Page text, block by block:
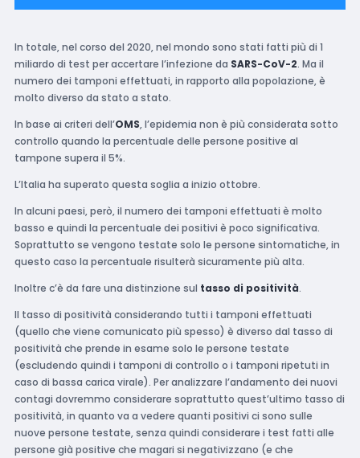
In totale, nel corso del 2020, nel mondo sono stati fatti più di 1
miliardo di test per accertare l’infezione da SARS-CoV-2. Ma il
numero dei tamponi effettuati, in rapporto alla popolazione, è
molto diverso da stato a stato.
In base ai criteri dell’OMS, l’epidemia non è più considerata sotto
controllo quando la percentuale delle persone positive al
tampone supera il 5%.
L’Italia ha superato questa soglia a inizio ottobre.
In alcuni paesi, però, il numero dei tamponi effettuati è molto
basso e quindi la percentuale dei positivi è poco significativa.
Soprattutto se vengono testate solo le persone sintomatiche, in
questo caso la percentuale risulterà sicuramente più alta.
Inoltre c’è da fare una distinzione sul tasso di positività.
Il tasso di positività considerando tutti i tamponi effettuati
(quello che viene comunicato più spesso) è diverso dal tasso di
positività che prende in esame solo le persone testate
(escludendo quindi i tamponi di controllo o i tamponi ripetuti in
caso di bassa carica virale). Per analizzare l’andamento dei nuovi
contagi dovremmo considerare soprattutto quest’ultimo tasso di
positività, in quanto va a vedere quanti positivi ci sono sulle
nuove persone testate, senza quindi considerare i test fatti alle
persone già positive che magari si negativizzano (e che